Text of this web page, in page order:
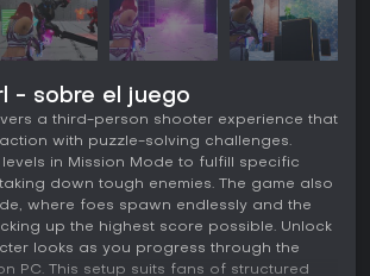
- sobre el juego
a third-person shooter experience that
with puzzle-solving challenges.
in Mission Mode to fulfill specific
down tough enemies. The game also
where foes spawn endlessly and the
up the highest score possible. Unlock
looks as you progress through the
PC. This setup suits fans of structured